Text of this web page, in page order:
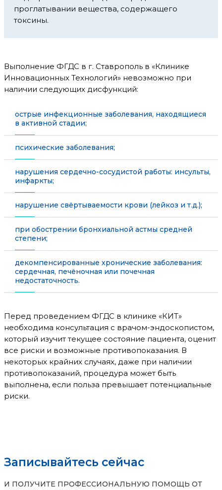
проглатывании вещества, содержащего
токсины.
Выполнение ФГДС в г. Ставрополь в «Клинике
Инновационных Технологий» невозможно при
наличии следующих дисфункций:
острые инфекционные заболевания, находящиеся
в активной стадии;
психические заболевания;
нарушения сердечно-сосудистой работы: инсульты,
инфаркты;
нарушение свёртываемости крови (лейкоз и т.д.);
при обострении бронхиальной астмы средней
степени;
декомпенсированные хронические заболевания:
сердечная, печёночная или почечная
недостаточность.
Перед проведением ФГДС в клинике «КИТ»
необходима консультация с врачом-эндоскопистом,
который изучит текущее состояние пациента, оценит
все риски и возможные противопоказания. В
некоторых крайних случаях, даже при наличии
противопоказаний, процедура может быть
выполнена, если польза превышает потенциальные
риски.
Записывайтесь сейчас
И ПОЛУЧИТЕ ПРОФЕССИОНАЛЬНУЮ ПОМОЩЬ ОТ